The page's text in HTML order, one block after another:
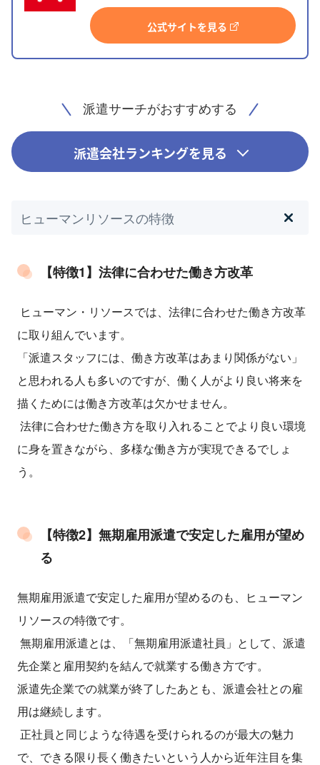
公式サイトを見る
派遣サーチがおすすめする
派遣会社ランキングを見る
ヒューマンリソースの特徴
【特徴1】法律に合わせた働き方改革
ヒューマン・リソースでは、法律に合わせた働き方改革
に取り組んでいます。
「派遣スタッフには、働き方改革はあまり関係がない」
と思われる人も多いのですが、働く人がより良い将来を
描くためには働き方改革は欠かせません。
法律に合わせた働き方を取り入れることでより良い環境
に身を置きながら、多様な働き方が実現できるでしょ
う。
【特徴2】無期雇用派遣で安定した雇用が望め
る
無期雇用派遣で安定した雇用が望めるのも、ヒューマン
リソースの特徴です。
無期雇用派遣とは、「無期雇用派遣社員」として、派遣
先企業と雇用契約を結んで就業する働き方です。
派遣先企業での就業が終了したあとも、派遣会社との雇
用は継続します。
正社員と同じような待遇を受けられるのが最大の魅力
で、できる限り長く働きたいという人から近年注目を集